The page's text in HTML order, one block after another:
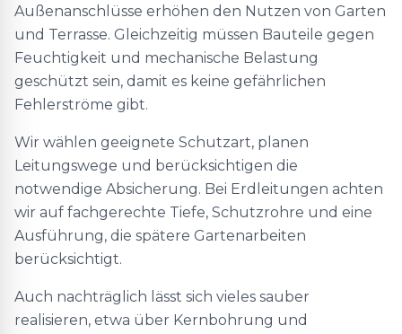
Außenanschlüsse erhöhen den Nutzen von Garten
und Terrasse. Gleichzeitig müssen Bauteile gegen
Feuchtigkeit und mechanische Belastung
geschützt sein, damit es keine gefährlichen
Fehlerströme gibt.
Wir wählen geeignete Schutzart, planen
Leitungswege und berücksichtigen die
notwendige Absicherung. Bei Erdleitungen achten
wir auf fachgerechte Tiefe, Schutzrohre und eine
Ausführung, die spätere Gartenarbeiten
berücksichtigt.
Auch nachträglich lässt sich vieles sauber
realisieren, etwa über Kernbohrung und